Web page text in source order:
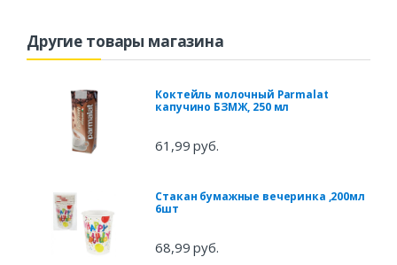
Другие товары магазина
Коктейль молочный Parmalat
капучино БЗМЖ, 250 мл
61,99 руб.
Стакан бумажные вечеринка ,200мл
6шт
68,99 руб.